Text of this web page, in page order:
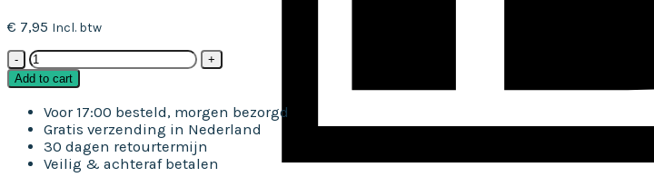
€ 7,95 Incl. btw
2
stuks:
Meteorshield
iPhone
11
Pro
screenprotector
Add to cart
Voor 17:00 besteld, morgen bezorgd
Gratis verzending in Nederland
30 dagen retourtermijn
Veilig & achteraf betalen